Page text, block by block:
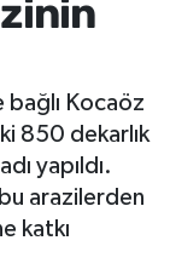
bağlı Kocaöz
850 dekarlık
yapıldı.
arazilerden
katkı